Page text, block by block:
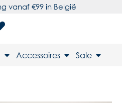
vanaf €99 in België
Accessoires Sale